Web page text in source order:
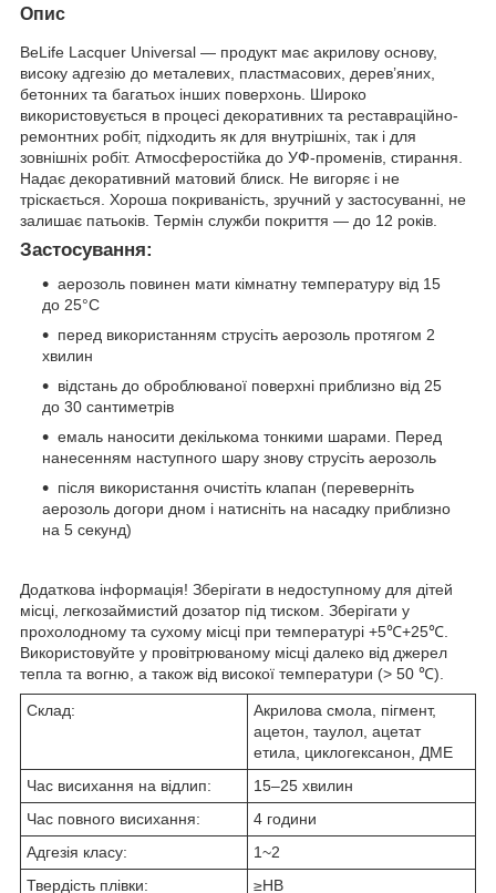
Опис
BeLife Lacquer Universal — продукт має акрилову основу,
високу адгезію до металевих, пластмасових, дерев’яних,
бетонних та багатьох інших поверхонь. Широко
використовується в процесі декоративних та реставраційно-
ремонтних робіт, підходить як для внутрішніх, так і для
зовнішніх робіт. Атмосферостійка до УФ-променів, стирання.
Надає декоративний матовий блиск. Не вигоряє і не
тріскається. Хороша покриваність, зручний у застосуванні, не
залишає патьоків. Термін служби покриття — до 12 років.
Застосування:
аерозоль повинен мати кімнатну температуру від 15
до 25°C
перед використанням струсіть аерозоль протягом 2
хвилин
відстань до оброблюваної поверхні приблизно від 25
до 30 сантиметрів
емаль наносити декількома тонкими шарами. Перед
нанесенням наступного шару знову струсіть аерозоль
після використання очистіть клапан (переверніть
аерозоль догори дном і натисніть на насадку приблизно
на 5 секунд)
Додаткова інформація! Зберігати в недоступному для дітей
місці, легкозаймистий дозатор під тиском. Зберігати у
прохолодному та сухому місці при температурі +5℃+25℃.
Використовуйте у провітрюваному місці далеко від джерел
тепла та вогню, а також від високої температури (> 50 ℃).
Склад:
Акрилова смола, пігмент,
ацетон, таулол, ацетат
етила, циклогексанон, ДМЕ
Час висихання на відлип:
15–25 хвилин
Час повного висихання:
4 години
Адгезія класу:
1~2
Твердість плівки:
≥HB